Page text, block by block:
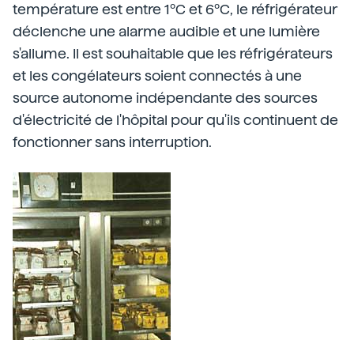
température est entre 1ºC et 6ºC, le réfrigérateur
déclenche une alarme audible et une lumière
s'allume. Il est souhaitable que les réfrigérateurs
et les congélateurs soient connectés à une
source autonome indépendante des sources
d'électricité de l'hôpital pour qu'ils continuent de
fonctionner sans interruption.